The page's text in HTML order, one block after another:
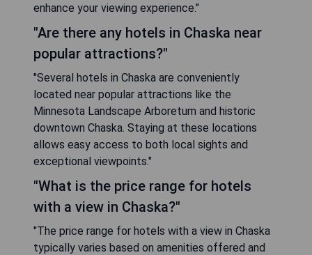
enhance your viewing experience."
"Are there any hotels in Chaska near
popular attractions?"
"Several hotels in Chaska are conveniently
located near popular attractions like the
Minnesota Landscape Arboretum and historic
downtown Chaska. Staying at these locations
allows easy access to both local sights and
exceptional viewpoints."
"What is the price range for hotels
with a view in Chaska?"
"The price range for hotels with a view in Chaska
typically varies based on amenities offered and